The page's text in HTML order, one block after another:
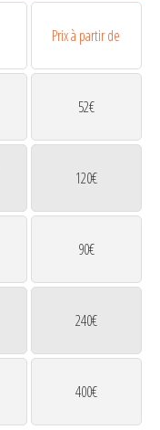
Prix à partir de
52€
120€
90€
240€
400€